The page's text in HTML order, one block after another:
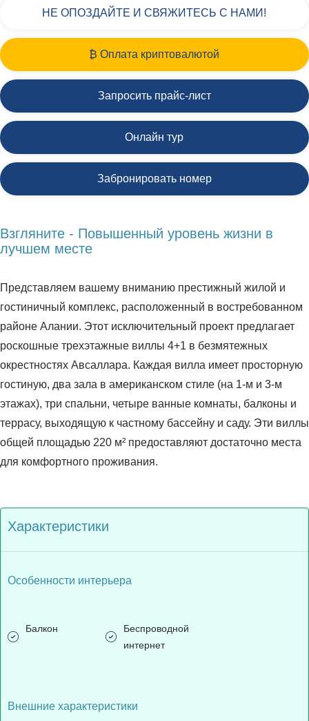
НЕ ОПОЗДАЙТЕ И СВЯЖИТЕСЬ С НАМИ!
₿ Оплата криптовалютой
Запросить прайс-лист
Онлайн тур
Забронировать номер
Взгляните - Повышенный уровень жизни в
лучшем месте
Представляем вашему вниманию престижный жилой и
гостиничный комплекс, расположенный в востребованном
районе Алании. Этот исключительный проект предлагает
роскошные трехэтажные виллы 4+1 в безмятежных
окрестностях Авсаллара. Каждая вилла имеет просторную
гостиную, два зала в американском стиле (на 1-м и 3-м
этажах), три спальни, четыре ванные комнаты, балконы и
террасу, выходящую к частному бассейну и саду. Эти виллы
общей площадью 220 м² предоставляют достаточно места
для комфортного проживания.
Характеристики
Особенности интерьера
Балкон
Беспроводной
интернет
Внешние характеристики